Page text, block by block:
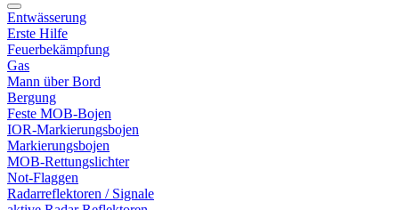
Entwässerung
Erste Hilfe
Feuerbekämpfung
Gas
Mann über Bord
Bergung
Feste MOB-Bojen
IOR-Markierungsbojen
Markierungsbojen
MOB-Rettungslichter
Not-Flaggen
Radarreflektoren / Signale